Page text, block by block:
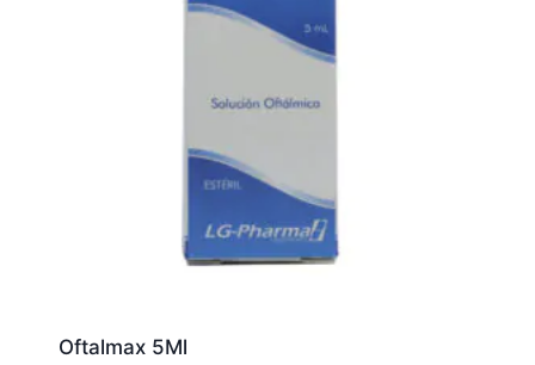
Oftalmax 5Ml